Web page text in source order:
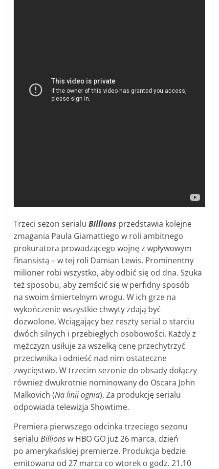
Trzeci sezon serialuBillions przedstawia kolejne
zmagania Paula Giamattiego w roli ambitnego
prokuratora prowadzącego wojnę z wpływowym
finansistą – w tej roli Damian Lewis. Prominentny
milioner robi wszystko, aby odbić się od dna. Szuka
też sposobu, aby zemścić się w perfidny sposób
na swoim śmiertelnym wrogu. W ich grze na
wykończenie wszystkie chwyty zdają być
dozwolone. Wciągający bez reszty serial o starciu
dwóch silnych i przebiegłych osobowości. Każdy z
mężczyzn usiłuje za wszelką cenę przechytrzyć
przeciwnika i odnieść nad nim ostateczne
zwycięstwo. W trzecim sezonie do obsady dołączy
również dwukrotnie nominowany do Oscara John
Malkovich (Na linii ognia). Za produkcję serialu
odpowiada telewizja Showtime.
Premiera pierwszego odcinka trzeciego sezonu
serialuBillionsw HBO GO już 26 marca, dzień
po amerykańskiej premierze. Produkcja będzie
emitowana od 27 marca co wtorek o godz. 21.10